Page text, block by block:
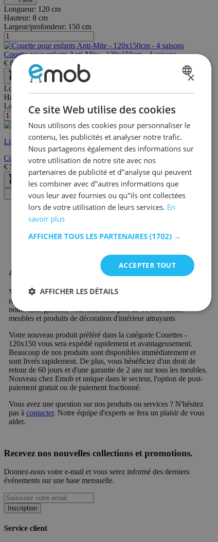
Longueur: 120 cm
Hauteur: 8 cm
Largeur/profondeur: 150 cm
Couette pour enfants Anti-Mite - 120x150cm - 4 saisons
€ 84,95 €135,00
Longueur:
Hauteur:
Largeur/profondeur:150 cm
Livraison rapide
Couette pour enfants Anti-Mite - 120x150cm - coton et polyester
€ 51,95
Filtre
Acheter Couettes - 120x150?
Vous cherchez Couettes - 120x150 ? Alors vous êtes assuré de
réussir chez Emob, votre magasin de meubles en ligne. Dans
notre vaste gamme, vous trouverez plus de 10 000 beaux
meubles et produits de décoration d'intérieur attrayants
Votre nouveau produit préféré dans la catégorie Couettes -
120x150 vous sera expédié rapidement et avantageusement.
Beaucoup de nos produits sont disponibles immédiatement et
sont livrés rapidement. De plus, vous bénéficiez d'un droit de
retour de 60 jours et d'une garantie de 2 ans sur tous les meubles.
Nouveau chez Emob et unique dans le secteur, l'option de post-
paiement gratuit ou de paiement fractionné.
Vous avez une question sur nos produits ou services ? N'hésitez
pas à contacter. Notre équipe d'experts se fera un plaisir de vous
aider.
Recevez nos nouvelles collections et promotions.
Donnez-nous votre e-mail et vous serez informé des derniers
événements sur une base mensuelle.
Inscription
Service client
×
Ce site Web utilise des cookies
Nous utilisons des cookies pour personnaliser le
contenu, les publicités et analyser notre trafic.
Nous partageons également des informations sur
votre utilisation de notre site avec nos
partenaires de publicité et d"analyse qui peuvent
les combiner avec d"autres informations que
vous leur avez fournies ou qu"ils ont collectées
lors de votre utilisation de leurs services. En
savoir plus
AFFICHER TOUS LES PARTENAIRES (1702) →
ACCEPTER TOUT
AFFICHER LES DÉTAILS